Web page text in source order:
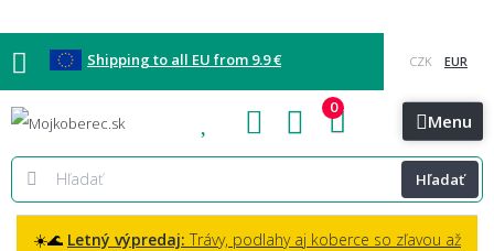
Shipping to all EU from 9.9 €
Blog Kontakt Menu
Hľadať
0
☀️🌊 Letný výpredaj: Trávy, podlahy aj koberce so zľavou až